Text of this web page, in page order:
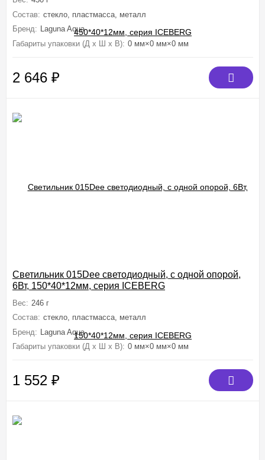
Состав: стекло, пластмасса, металл
Бренд: Laguna Aqua
Габариты упаковки (Д х Ш х В): 0 мм×0 мм×0 мм
2 646 ₽
Светильник 015Dee светодиодный, с одной опорой,
6Вт, 150*40*12мм, серия ICEBERG
Вес: 246 г
Состав: стекло, пластмасса, металл
Бренд: Laguna Aqua
Габариты упаковки (Д х Ш х В): 0 мм×0 мм×0 мм
1 552 ₽